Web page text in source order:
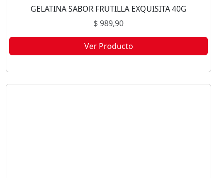
GELATINA SABOR FRUTILLA EXQUISITA 40G
$989,90
Ver Producto